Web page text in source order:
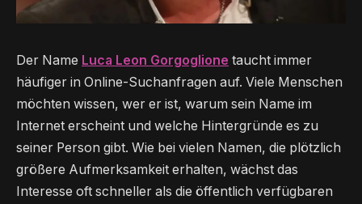
Der Name Luca Leon Gorgoglione taucht immer
häufiger in Online-Suchanfragen auf. Viele Menschen
möchten wissen, wer er ist, warum sein Name im
Internet erscheint und welche Hintergründe es zu
seiner Person gibt. Wie bei vielen Namen, die plötzlich
größere Aufmerksamkeit erhalten, wächst das
Interesse oft schneller als die öffentlich verfügbaren